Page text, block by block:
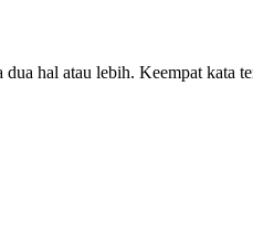
dua hal atau lebih. Keempat kata